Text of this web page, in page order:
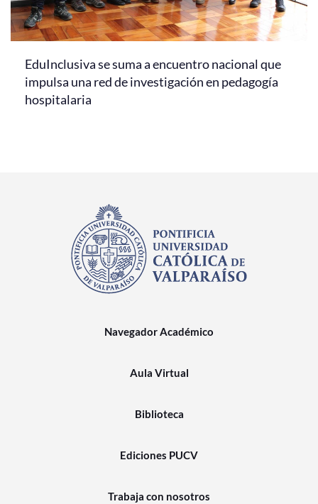
EduInclusiva se suma a encuentro nacional que
impulsa una red de investigación en pedagogía
hospitalaria
Navegador Académico
Aula Virtual
Biblioteca
Ediciones PUCV
Trabaja con nosotros